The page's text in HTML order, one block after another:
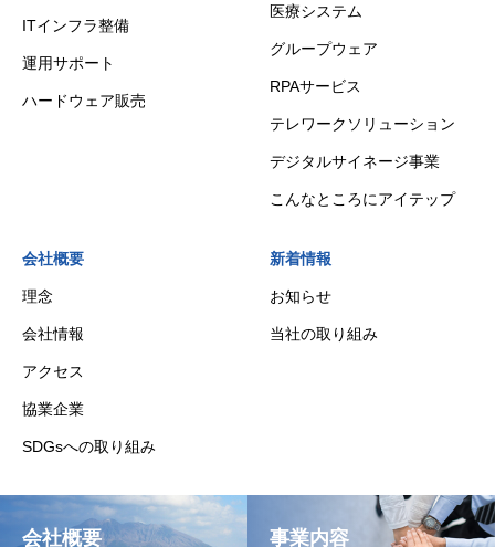
ITインフラ整備
運用サポート
ハードウェア販売
医療システム
グループウェア
RPAサービス
テレワークソリューション
デジタルサイネージ事業
こんなところにアイテップ
会社概要
理念
会社情報
アクセス
協業企業
SDGsへの取り組み
新着情報
お知らせ
当社の取り組み
会社概要 事業内容